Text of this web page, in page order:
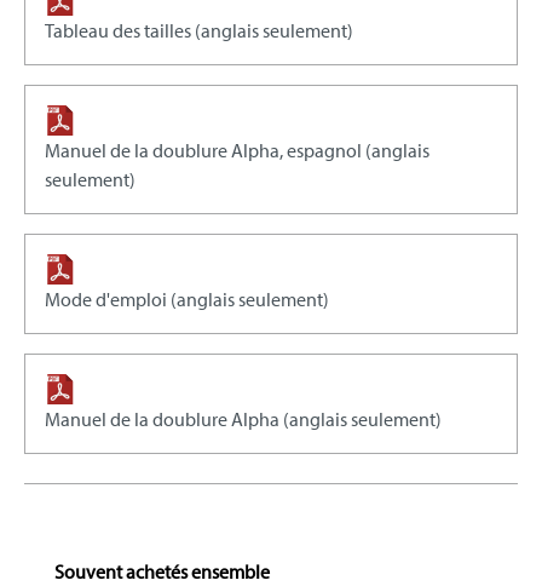
Tableau des tailles (anglais seulement)
Manuel de la doublure Alpha, espagnol (anglais
seulement)
Mode d'emploi (anglais seulement)
Manuel de la doublure Alpha (anglais seulement)
Skip product gallery
Souvent achetés ensemble